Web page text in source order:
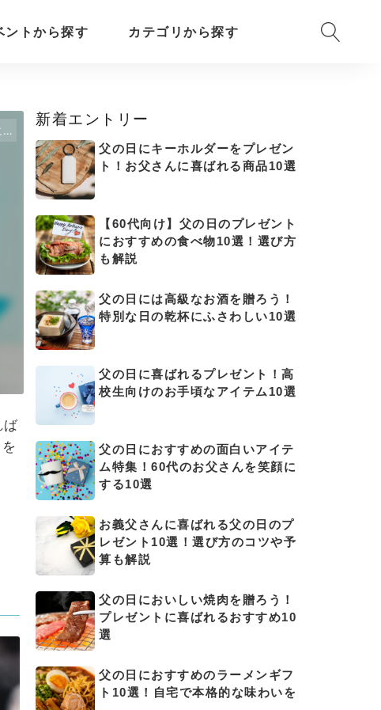
ントから探す カテゴリから探す
ば
新着エントリー
父の日にキーホルダーをプレゼン
ト！お父さんに喜ばれる商品10選
【60代向け】父の日のプレゼント
におすすめの食べ物10選！選び方
も解説
父の日には高級なお酒を贈ろう！
特別な日の乾杯にふさわしい10選
父の日に喜ばれるプレゼント！高
校生向けのお手頃なアイテム10選
父の日におすすめの面白いアイテ
ム特集！60代のお父さんを笑顔に
する10選
お義父さんに喜ばれる父の日のプ
レゼント10選！選び方のコツや予
算も解説
父の日においしい焼肉を贈ろう！
プレゼントに喜ばれるおすすめ10
選
父の日におすすめのラーメンギフ
ト10選！自宅で本格的な味わいを